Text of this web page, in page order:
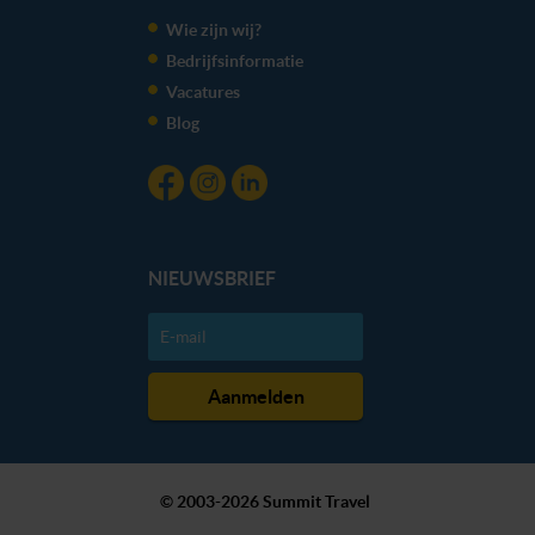
kunnen ontvangen en verwerken.
Wie zijn wij?
Bedrijfsinformatie
Vacatures
Blog
NIEUWSBRIEF
© 2003-2026 Summit Travel